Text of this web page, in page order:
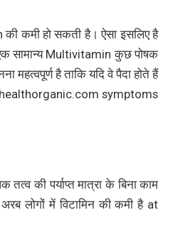
कमी हो सकती है। ऐसा इसलिए है
सामान्य Multivitamin कुछ पोषक
महत्वपूर्ण है ताकि यदि वे पैदा होते हैं
symptoms
की पर्याप्त मात्रा के बिना काम
लोगों में विटामिन की कमी है at